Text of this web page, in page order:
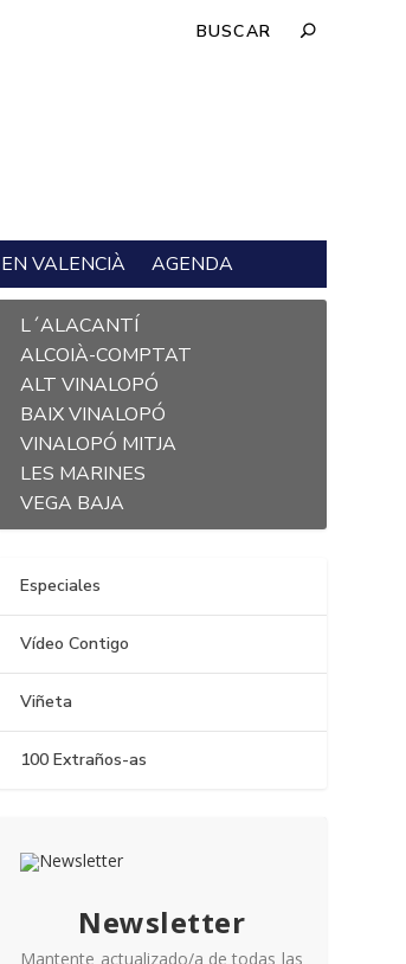
EN VALENCIÀ AGENDA
L´ALACANTÍ
ALCOIÀ-COMPTAT
ALT VINALOPÓ
BAIX VINALOPÓ
VINALOPÓ MITJA
LES MARINES
VEGA BAJA
Especiales
Vídeo Contigo
Viñeta
100 Extraños-as
Newsletter
Mantente actualizado/a de todas las